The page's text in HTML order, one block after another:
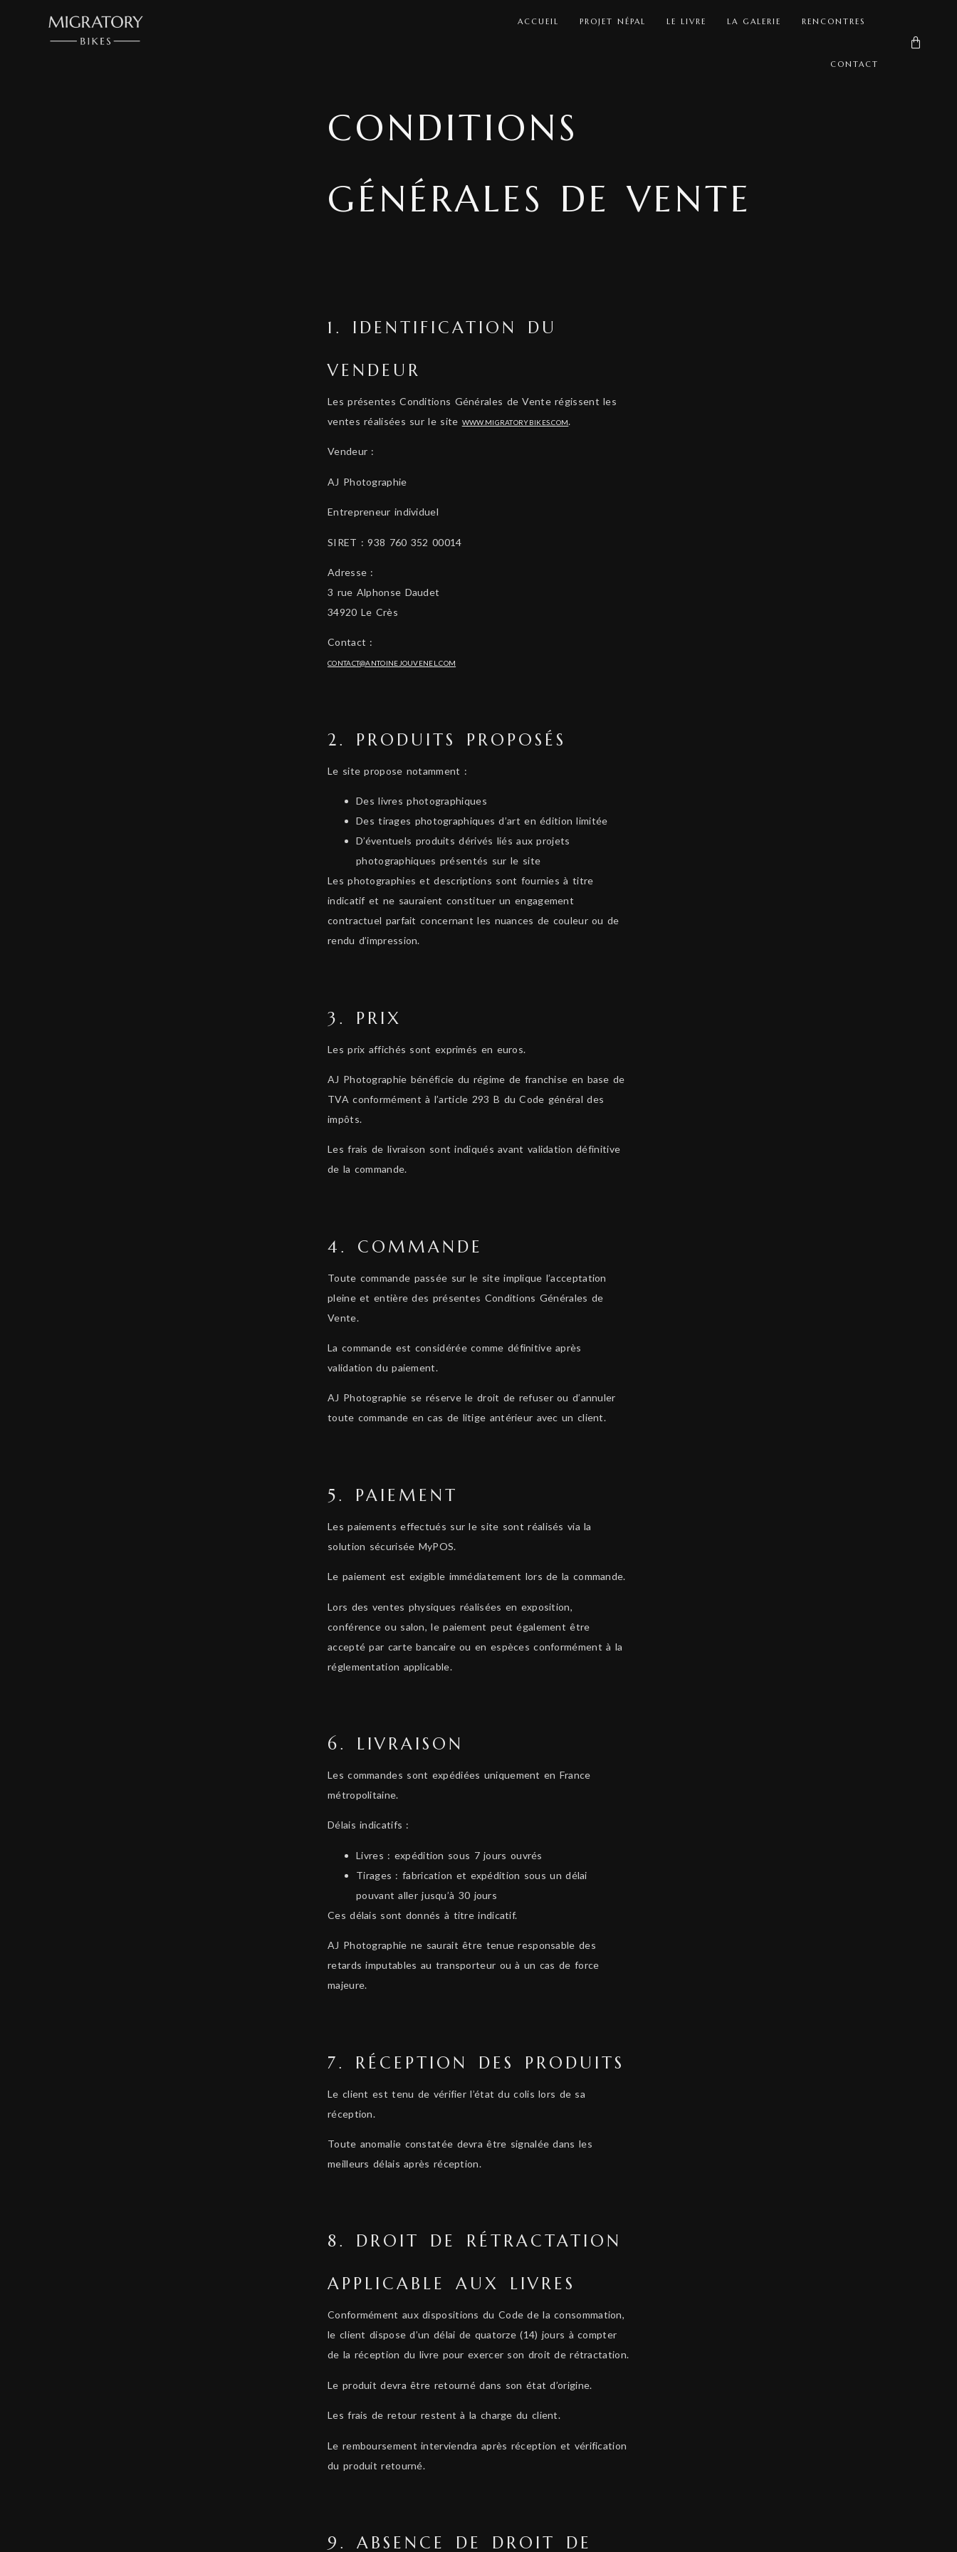
ACCUEIL PROJET NÉPAL LE LIVRE LA GALERIE RENCONTRES
CONTACT
CONDITIONS
GÉNÉRALES DE VENTE
1. IDENTIFICATION DU
VENDEUR
Les présentes Conditions Générales de Vente régissent les
ventes réalisées sur le site WWW.MIGRATORYBIKES.COM.
Vendeur :
AJ Photographie
Entrepreneur individuel
SIRET : 938 760 352 00014
Adresse :
3 rue Alphonse Daudet
34920 Le Crès
Contact :
CONTACT@ANTOINEJOUVENEL.COM
2. PRODUITS PROPOSÉS
Le site propose notamment :
Des livres photographiques
Des tirages photographiques d’art en édition limitée
D’éventuels produits dérivés liés aux projets
photographiques présentés sur le site
Les photographies et descriptions sont fournies à titre
indicatif et ne sauraient constituer un engagement
contractuel parfait concernant les nuances de couleur ou de
rendu d’impression.
3. PRIX
Les prix affichés sont exprimés en euros.
AJ Photographie bénéficie du régime de franchise en base de
TVA conformément à l’article 293 B du Code général des
impôts.
Les frais de livraison sont indiqués avant validation définitive
de la commande.
4. COMMANDE
Toute commande passée sur le site implique l’acceptation
pleine et entière des présentes Conditions Générales de
Vente.
La commande est considérée comme définitive après
validation du paiement.
AJ Photographie se réserve le droit de refuser ou d’annuler
toute commande en cas de litige antérieur avec un client.
5. PAIEMENT
Les paiements effectués sur le site sont réalisés via la
solution sécurisée MyPOS.
Le paiement est exigible immédiatement lors de la commande.
Lors des ventes physiques réalisées en exposition,
conférence ou salon, le paiement peut également être
accepté par carte bancaire ou en espèces conformément à la
réglementation applicable.
6. LIVRAISON
Les commandes sont expédiées uniquement en France
métropolitaine.
Délais indicatifs :
Livres : expédition sous 7 jours ouvrés
Tirages : fabrication et expédition sous un délai
pouvant aller jusqu’à 30 jours
Ces délais sont donnés à titre indicatif.
AJ Photographie ne saurait être tenue responsable des
retards imputables au transporteur ou à un cas de force
majeure.
7. RÉCEPTION DES PRODUITS
Le client est tenu de vérifier l’état du colis lors de sa
réception.
Toute anomalie constatée devra être signalée dans les
meilleurs délais après réception.
8. DROIT DE RÉTRACTATION
APPLICABLE AUX LIVRES
Conformément aux dispositions du Code de la consommation,
le client dispose d’un délai de quatorze (14) jours à compter
de la réception du livre pour exercer son droit de rétractation.
Le produit devra être retourné dans son état d’origine.
Les frais de retour restent à la charge du client.
Le remboursement interviendra après réception et vérification
du produit retourné.
9. ABSENCE DE DROIT DE